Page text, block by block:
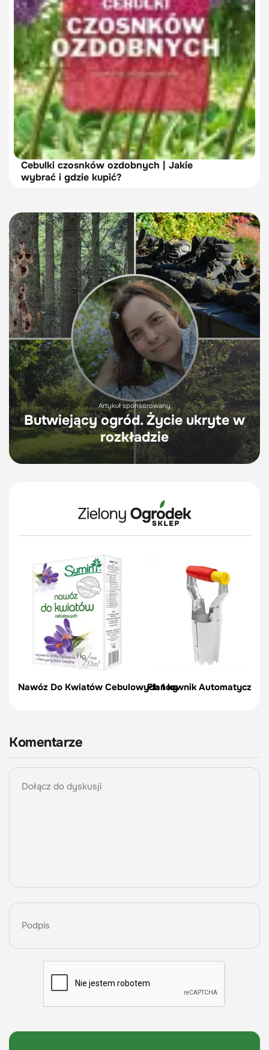
Cebulki czosnków ozdobnych | Jakie
wybrać i gdzie kupić?
Artykuł sponsorowany
Butwiejący ogród. Życie ukryte w
rozkładzie
Nawóz Do Kwiatów Cebulowych 1 kgFlancownik Automatyczny
Komentarze